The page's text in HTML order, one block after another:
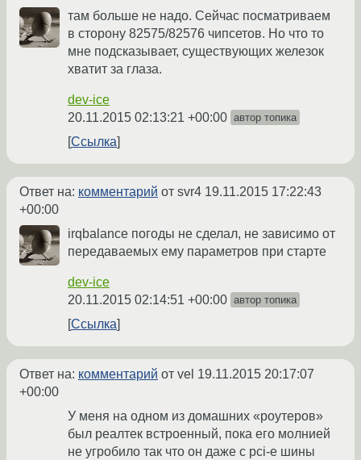
там больше не надо. Сейчас посматриваем
в сторону 82575/82576 чипсетов. Но что то
мне подсказывает, существующих железок
хватит за глаза.
dev-ice
20.11.2015 02:13:21 +00:00 автор топика
Ссылка
Ответ на: комментарий от svr4 19.11.2015 17:22:43
+00:00
irqbalance погоды не сделал, не зависимо от
передаваемых ему параметров при старте
dev-ice
20.11.2015 02:14:51 +00:00 автор топика
Ссылка
Ответ на: комментарий от vel 19.11.2015 20:17:07
+00:00
У меня на одном из домашних «роутеров»
был реалтек встроенный, пока его молнией
не угробило так что он даже с pci-e шины